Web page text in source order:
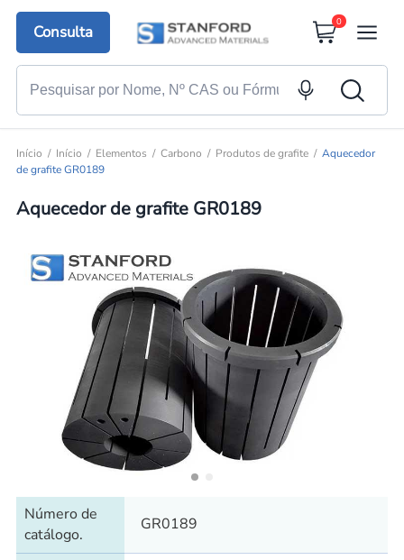
Consulta
0
Início Início Elementos Carbono Produtos de grafite
Aquecedor
de grafite GR0189
Aquecedor de grafite GR0189
Número de
catálogo.
GR0189